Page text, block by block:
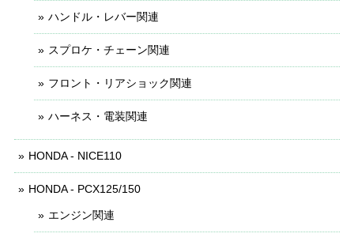
ハンドル・レバー関連
スプロケ・チェーン関連
フロント・リアショック関連
ハーネス・電装関連
HONDA - NICE110
HONDA - PCX125/150
エンジン関連